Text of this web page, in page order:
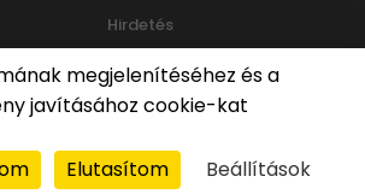
Hirdetés
| Adatvédelmi irányelvek
megjelenítéséhez és a
javításához cookie-kat
Elutasítom Beállítások